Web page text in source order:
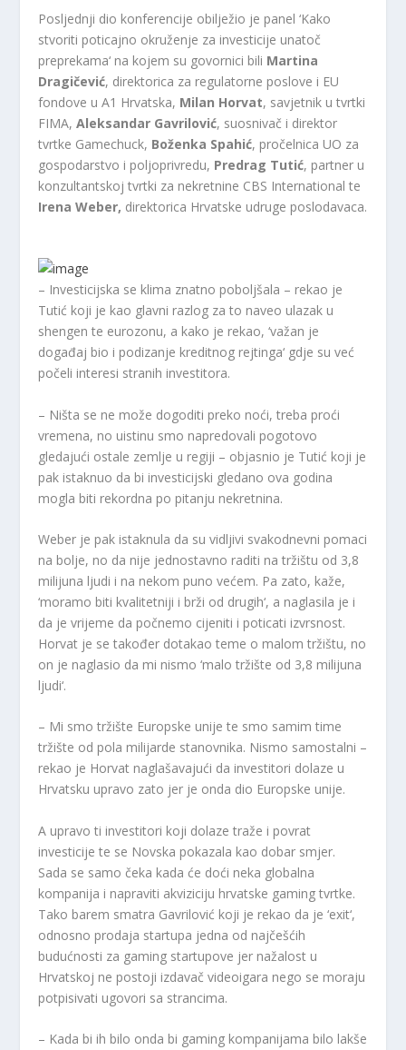
Posljednji dio konferencije obilježio je panel ‘Kako
stvoriti poticajno okruženje za investicije unatoč
preprekama‘ na kojem su govornici bili Martina
Dragičević, direktorica za regulatorne poslove i EU
fondove u A1 Hrvatska, Milan Horvat, savjetnik u tvrtki
FIMA,Aleksandar Gavrilović, suosnivač i direktor
tvrtke Gamechuck, Boženka Spahić, pročelnica UO za
gospodarstvo i poljoprivredu, Predrag Tutić, partner u
konzultantskoj tvrtki za nekretnine CBS International te
Irena Weber, direktorica Hrvatske udruge poslodavaca.
– Investicijska se klima znatno poboljšala – rekao je
Tutić koji je kao glavni razlog za to naveo ulazak u
shengen te eurozonu, a kako je rekao, ‘važan je
događaj bio i podizanje kreditnog rejtinga‘ gdje su već
počeli interesi stranih investitora.
– Ništa se ne može dogoditi preko noći, treba proći
vremena, no uistinu smo napredovali pogotovo
gledajući ostale zemlje u regiji – objasnio je Tutić koji je
pak istaknuo da bi investicijski gledano ova godina
mogla biti rekordna po pitanju nekretnina.
Weber je pak istaknula da su vidljivi svakodnevni pomaci
na bolje, no da nije jednostavno raditi na tržištu od 3,8
milijuna ljudi i na nekom puno većem. Pa zato, kaže,
‘moramo biti kvalitetniji i brži od drugih‘, a naglasila je i
da je vrijeme da počnemo cijeniti i poticati izvrsnost.
Horvat je se također dotakao teme o malom tržištu, no
on je naglasio da mi nismo ‘malo tržište od 3,8 milijuna
ljudi‘.
– Mi smo tržište Europske unije te smo samim time
tržište od pola milijarde stanovnika. Nismo samostalni –
rekao je Horvat naglašavajući da investitori dolaze u
Hrvatsku upravo zato jer je onda dio Europske unije.
A upravo ti investitori koji dolaze traže i povrat
investicije te se Novska pokazala kao dobar smjer.
Sada se samo čeka kada će doći neka globalna
kompanija i napraviti akviziciju hrvatske gaming tvrtke.
Tako barem smatra Gavrilović koji je rekao da je ‘exit‘,
odnosno prodaja startupa jedna od najčešćih
budućnosti za gaming startupove jer nažalost u
Hrvatskoj ne postoji izdavač videoigara nego se moraju
potpisivati ugovori sa strancima.
– Kada bi ih bilo onda bi gaming kompanijama bilo lakše